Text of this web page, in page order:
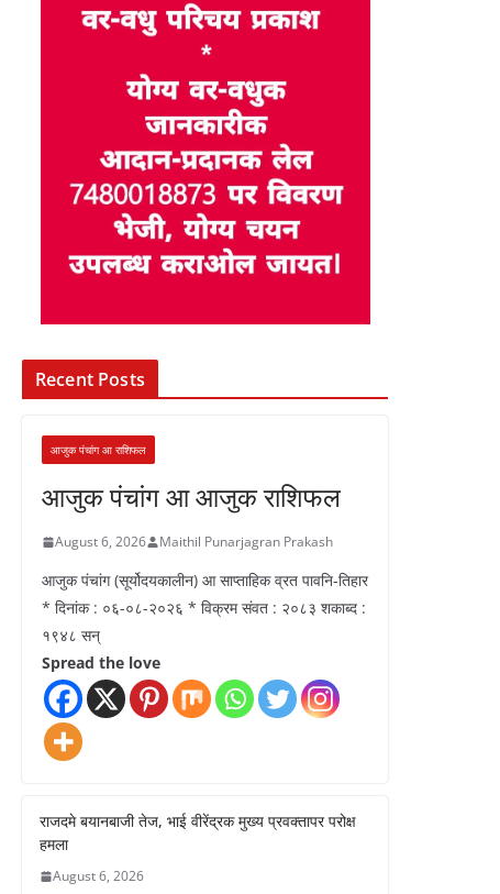
Recent Posts
आजुक पंचांग आ राशिफल
आजुक पंचांग आ आजुक राशिफल
August 6, 2026 Maithil Punarjagran Prakash
आजुक पंचांग (सूर्योदयकालीन) आ साप्ताहिक व्रत पावनि-तिहार
* दिनांक : ०६-०८-२०२६ * विक्रम संवत : २०८३ शकाब्द :
१९४८ सन्
Spread the love
राजदमे बयानबाजी तेज, भाई वीरेंद्रक मुख्य प्रवक्तापर परोक्ष
हमला
August 6, 2026